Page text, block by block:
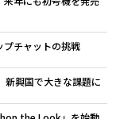
プチャットの挑戦
興国で大きな課題に